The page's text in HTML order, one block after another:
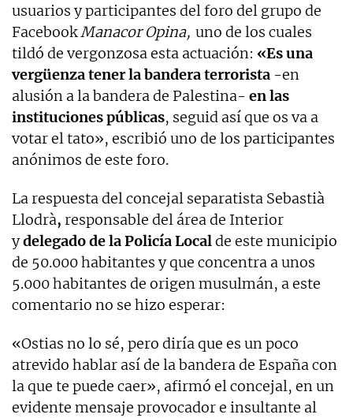
usuarios y participantes del foro del grupo de
FacebookManacor Opina, uno de los cuales
tildó de vergonzosa esta actuación: «Es una
vergüenza tener la bandera terrorista -en
alusión a la bandera de Palestina- en las
instituciones públicas, seguid así que os va a
votar el tato», escribió uno de los participantes
anónimos de este foro.
La respuesta del concejal separatista Sebastià
Llodrà, responsable del área de Interior
ydelegado de la Policía Localde este municipio
de 50.000 habitantes y que concentra a unos
5.000 habitantes de origen musulmán, a este
comentario no se hizo esperar:
«Ostias no lo sé, pero diría que es un poco
atrevido hablar así de la bandera de España con
la que te puede caer», afirmó el concejal, en un
evidente mensaje provocador e insultante al